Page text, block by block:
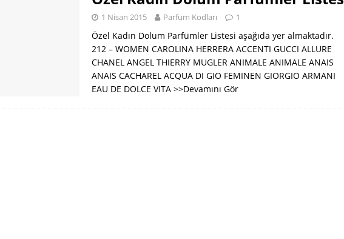
PARFÜM KODLARI
[ 31 Temmuz 2025 ] Dp Parfüm Kodları 2025 DP PARFÜM KODLARI
1 Nisan 2015 Parfum Kodları 1
Özel Kadın Dolum Parfümler Listesi aşağıda yer almaktadır.
212 – WOMEN CAROLINA HERRERA ACCENTI GUCCI ALLURE
CHANEL ANGEL THIERRY MUGLER ANIMALE ANIMALE ANAIS
ANAIS CACHAREL ACQUA DI GIO FEMINEN GIORGIO ARMANI
EAU DE DOLCE VITA >>Devamını Gör